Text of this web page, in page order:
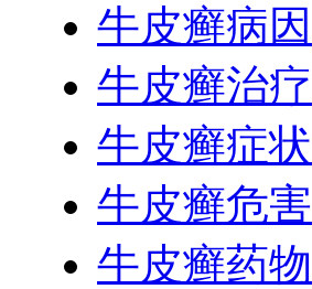
牛皮癣病因
牛皮癣治疗
牛皮癣症状
牛皮癣危害
牛皮癣药物